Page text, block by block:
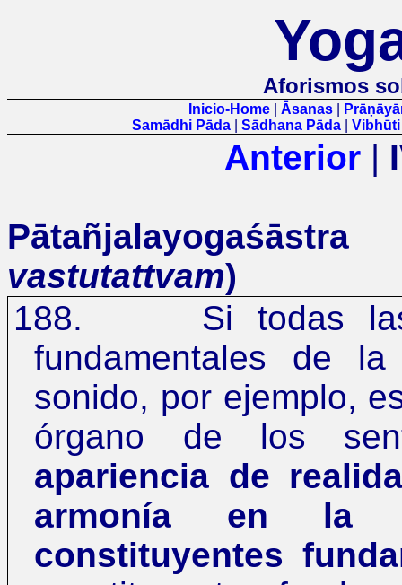
Aforismos
Inicio-Home Āsanas
Samādhi Pāda| Sādhana Pāda| Vibhūti
Anterior|
vastutattvam)
188.
Si todas
fundamentales de
sonido, por ejemplo,
órgano de los
apariencia de
armonía en la
constituyentes